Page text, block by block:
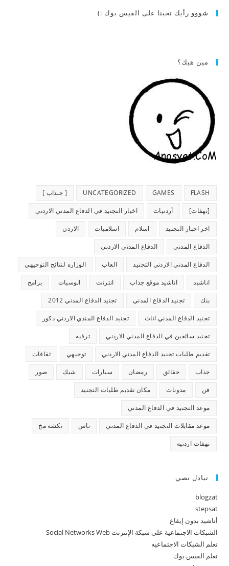
شووو رأيك تحبنا على الفيس بوك :)
مين هيك؟
FLASH
GAMES
UNCATEGORIZED [ جـذاب ]
[نهفات] أردنيات اخبار التجنيد في الدفاع المدني الاردني
اخر اخبار التجنيد اسلام اسلاميات الاردن
الدفاع المدني الدفاع المدني الاردني
الدفاع المدني الاردني التجنيد العاب الوزاره لنتائج التوجيهي
اناشيد اناشيد موقع جذاب انترنت انوسيات برامج
بنك تجنيد الدفاع المدني تجنيد الدفاع المدني 2012
تجنيد الدفاع المدني اناث تجنيد الدفاع المندي الاردني ذكور
تجنيد سائقين في الدفاع المدني الاردني ترفيه
تقديم طلبات تجنيد الدفاع المدني الاردني توجيهي ثقافات
جذاب حقائق رمضان سيارات شيك صور
فن مدونات مكان تقديم طلبات التجنيد
موعد التجنيد في الدفاع المدني
موعد مقابلات التجنيد في الدفاع المدني ناس نكشة مخ
نهفات اردنيه
تبادل نصي
blogzat
stepsat
أناشيد بدون إيقاع
الشبكات الاجتماعية على شبكة الإنترنت Social Networks Web
تعلم الشبكات الاجتماعيه
تعلم الفيس بوك